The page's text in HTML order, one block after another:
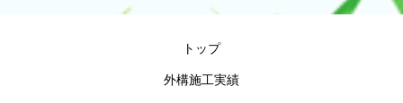
トップ
外構施工実績